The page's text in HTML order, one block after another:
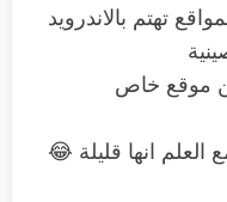
تهتم بالاندرويد
موقع خاص
العلم انها قليلة 😂